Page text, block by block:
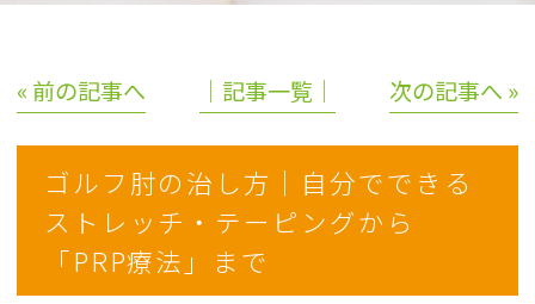
« 前の記事へ │記事一覧│ 次の記事へ »
ゴルフ肘の治し方｜自分でできる
ストレッチ・テーピングから
「PRP療法」まで